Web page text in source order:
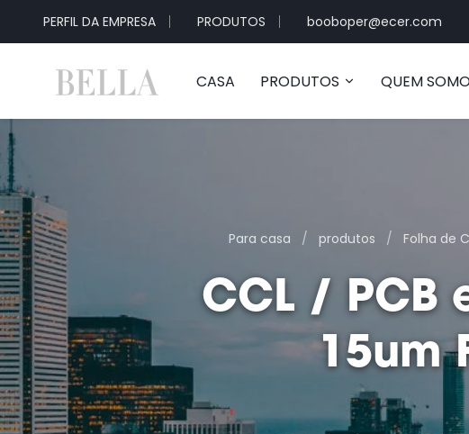
PERFIL DA EMPRESA PRODUTOS booboper@ecer.com
CASA PRODUTOS QUEM
Para casa / produtos / Folha de
CCL / PCB
15um